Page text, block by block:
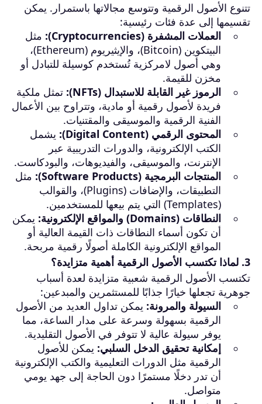
تتنوع الأصول الرقمية وتتوسع مجالاتها باستمرار. يمكن
تقسيمها إلى عدة فئات رئيسية:
العملات المشفرة (Cryptocurrencies):
مثل
البيتكوين (Bitcoin)، والإيثيريوم (Ethereum)،
وهي أصول لامركزية تُستخدم كوسيلة للتبادل أو
مخزن للقيمة.
الرموز غير القابلة للاستبدال (NFTs):
تمثل ملكية
فريدة لأصول رقمية أو مادية، وتتراوح بين الأعمال
الفنية الرقمية والموسيقى والمقتنيات.
المحتوى الرقمي (Digital Content):
يشمل
الكتب الإلكترونية، والدورات التدريبية عبر
الإنترنت، والموسيقى، والفيديوهات، والبودكاست.
المنتجات البرمجية (Software Products):
مثل
التطبيقات، والإضافات (Plugins)، والقوالب
(Templates) التي يتم بيعها للمستخدمين.
النطاقات (Domains) والمواقع الإلكترونية:
يمكن
أن تكون أسماء النطاقات ذات القيمة العالية أو
المواقع الإلكترونية الكاملة أصولًا رقمية مربحة.
3. لماذا تكتسب الأصول الرقمية أهمية متزايدة؟
تكتسب الأصول الرقمية شعبية متزايدة لعدة أسباب
جوهرية تجعلها خيارًا جذابًا للمستثمرين والمبدعين:
السيولة والمرونة: يمكن تداول العديد من الأصول
الرقمية بسهولة وسرعة على مدار الساعة، مما
يوفر سيولة عالية لا تتوفر في الأصول التقليدية.
إمكانية تحقيق الدخل السلبي: يمكن للأصول
الرقمية مثل الدورات التعليمية والكتب الإلكترونية
أن تدر دخلًا مستمرًا دون الحاجة إلى جهد يومي
متواصل.